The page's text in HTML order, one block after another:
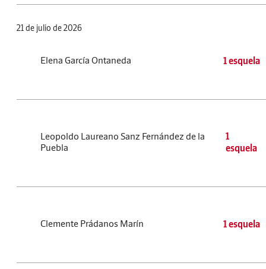
21 de julio de 2026
Elena García Ontaneda 1 esquela
Leopoldo Laureano Sanz Fernández de la
Puebla
1
esquela
Clemente Prádanos Marín 1 esquela